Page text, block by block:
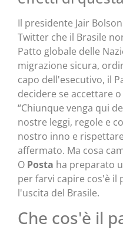
Il presidente Jair
Twitter che il Brasile
Patto globale delle
migrazione sicura,
capo dell'esecutivo, il
decidere se accettare
“Chiunque venga qui
nostre leggi, regole e
nostro inno e
affermato. Ma cosa
O Posta ha preparato
per farvi capire cos'è il
l'uscita del Brasile.
Che cos'è il